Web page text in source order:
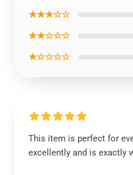
★★★☆☆
★★☆☆☆
★☆☆☆☆
This item is perfect for
excellently and is exactly